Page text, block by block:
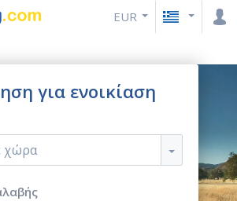
EUR
για ενοικίαση
χώρα